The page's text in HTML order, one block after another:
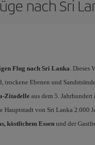
nach Sri
Flug nach Sri Lanka .
trockene Ebenen und
Zitadelleaus dem 5. Jahrhundert
Hauptstadt von Sri Lanka 2.000
köstlichem Essenund der